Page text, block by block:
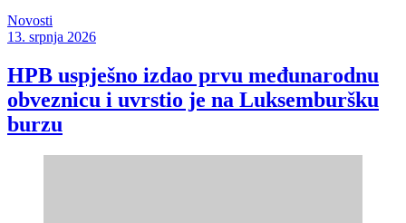
Novosti
13. srpnja 2026
HPB uspješno izdao prvu međunarodnu
obveznicu i uvrstio je na Luksemburšku
burzu